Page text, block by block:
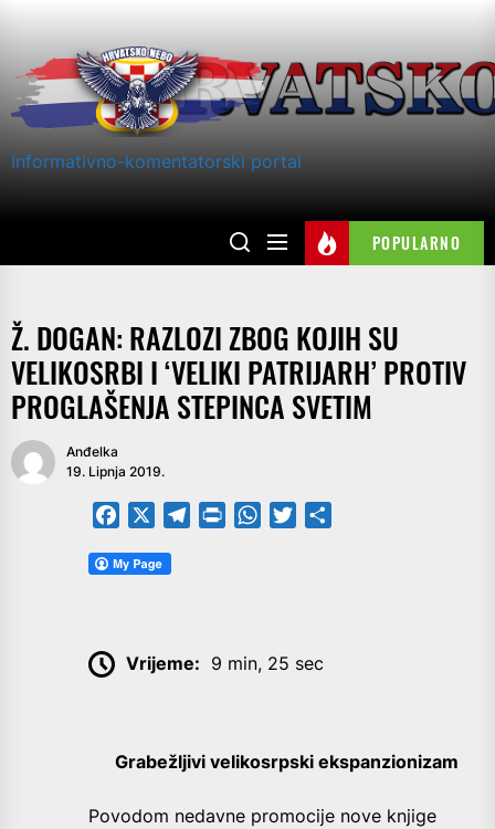
content
Informativno-komentatorski portal
POPULARNO
Ž. DOGAN: RAZLOZI ZBOG KOJIH SU
VELIKOSRBI I ‘VELIKI PATRIJARH’ PROTIV
PROGLAŠENJA STEPINCA SVETIM
Anđelka
19. Lipnja 2019.
Facebook TelegramPrintFriendly
WhatsApp
Twitter
Vrijeme: 9 min, 25 sec
Grabežljivi velikosrpski ekspanzionizam
Povodom nedavne promocije nove knjige